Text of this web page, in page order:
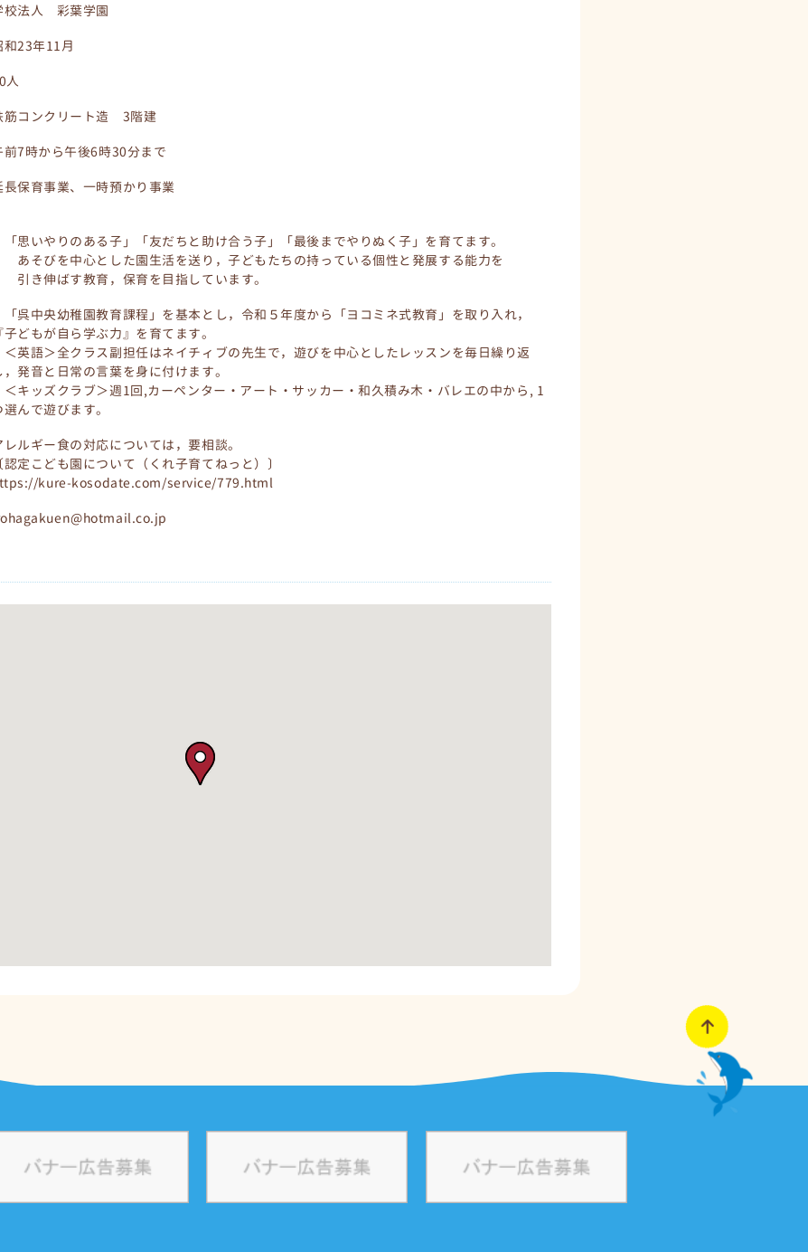
校法人 彩葉学園
和23年11月
人
筋コンクリート造 3階建
前7時から午後6時30分まで
長保育事業、一時預かり事業
「思いやりのある子」「友だちと助け合う子」「最後までやりぬく子」を育てます。
あそびを中心とした園生活を送り，子どもたちの持っている個性と発展する能力を
引き伸ばす教育，保育を目指しています。
「呉中央幼稚園教育課程」を基本とし，令和５年度から「ヨコミネ式教育」を取り入れ，
子どもが自ら学ぶ力』を育てます。
＜英語＞全クラス副担任はネイチィブの先生で，遊びを中心としたレッスンを毎日繰り返
，発音と日常の言葉を身に付けます。
＜キッズクラブ＞週1回,カーペンター・アート・サッカー・和久積み木・バレエの中から, 1
選んで遊びます。
レルギー食の対応については，要相談。
〔認定こども園について（くれ子育てねっと）〕
kure-kosodate.com/service/779.html